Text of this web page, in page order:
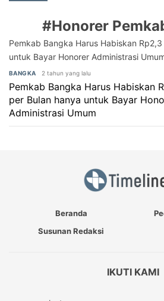
#Honorer
Pemkab Bangka Harus Habiskan
untuk Bayar Honorer Administrasi
BANGKA 2 tahun yang lalu
Pemkab Bangka Harus Habiskan
per Bulan hanya untuk Bayar
Administrasi Umum
Beranda
Susunan Redaksi
IKUTI KAMI